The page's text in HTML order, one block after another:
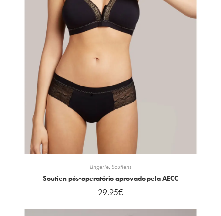
Lingerie, Soutiens
Soutien pós-operatório aprovado pela AECC
29.95€